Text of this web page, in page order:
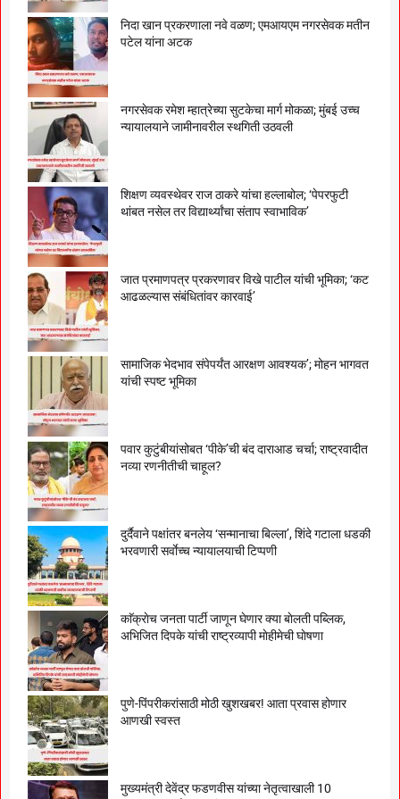
निदा खान प्रकरणाला नवे वळण; एमआयएम नगरसेवक मतीन
पटेल यांना अटक
नगरसेवक रमेश म्हात्रेच्या सुटकेचा मार्ग मोकळा; मुंबई उच्च
न्यायालयाने जामीनावरील स्थगिती उठवली
शिक्षण व्यवस्थेवर राज ठाकरे यांचा हल्लाबोल; ‘पेपरफुटी
थांबत नसेल तर विद्यार्थ्यांचा संताप स्वाभाविक’
जात प्रमाणपत्र प्रकरणावर विखे पाटील यांची भूमिका; ‘कट
आढळल्यास संबंधितांवर कारवाई’
सामाजिक भेदभाव संपेपर्यंत आरक्षण आवश्यक’; मोहन भागवत
यांची स्पष्ट भूमिका
पवार कुटुंबीयांसोबत ‘पीके’ची बंद दाराआड चर्चा; राष्ट्रवादीत
नव्या रणनीतीची चाहूल?
दुर्दैवाने पक्षांतर बनलेय ‘सन्मानाचा बिल्ला’, शिंदे गटाला धडकी
भरवणारी सर्वाेच्च न्यायालयाची टिप्पणी
काॅक्राेच जनता पार्टी जाणून घेणार क्या बाेलती पब्लिक,
अभिजित दिपके यांची राष्ट्रव्यापी माेहीमेची घाेषणा
पुणे-पिंपरीकरांसाठी मोठी खुशखबर! आता प्रवास होणार
आणखी स्वस्त
मुख्यमंत्री देवेंद्र फडणवीस यांच्या नेतृत्वाखाली 10